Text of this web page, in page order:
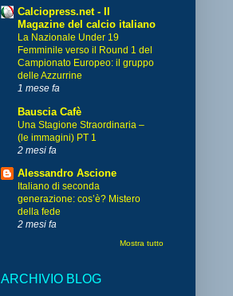
Calciopress.net - Il
Magazine del calcio italiano
La Nazionale Under 19
Femminile verso il Round 1 del
Campionato Europeo: il gruppo
delle Azzurrine
1 mese fa
Bauscia Cafè
Una Stagione Straordinaria –
(le immagini) PT 1
2 mesi fa
Alessandro Ascione
Italiano di seconda
generazione: cos’è? Mistero
della fede
2 mesi fa
Mostra tutto
ARCHIVIO BLOG